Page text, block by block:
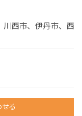
西市、伊丹市、西
る